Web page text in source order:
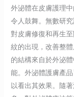
外泌體在皮膚護理
令人鼓舞。無數研
對皮膚修復和再生
紋的出現，改善整
的結構來自於外泌
能。外泌體護膚產
以看出其效果。隨